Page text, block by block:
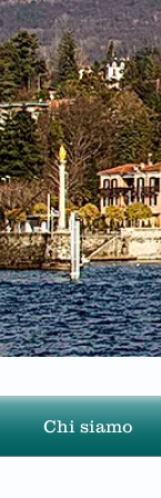
Chi siamo